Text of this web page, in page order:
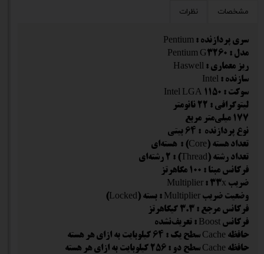
مشخصات نظرات
سری پردازنده : Pentium
مدل : Pentium G3260
ریز معماری : Haswell
سازنده : Intel
سوکت : Intel LGA 1150
لیتوگرافی : 22 نانومتر
177 میلی‌متر مربع
نوع پردازنده : 64 بیتی
تعداد هسته (Core) : هسته‌ای
تعداد رشته (Thread) : 2 رشته‌ای
فرکانس مبنا : 100 مگاهرتز
ضریب Multiplier : 33x
وضعیت ضریب Multiplier : بسته (Locked)
فرکانس مرجع : 3.3 گیگاهرتز
فرکانس Boost : تعریف‌نشده
حافظه Cache سطح یک : 64 کیلوبایت به ازای هر هسته
حافظه Cache سطح دو : 256 کیلوبایت به ازای هر هسته